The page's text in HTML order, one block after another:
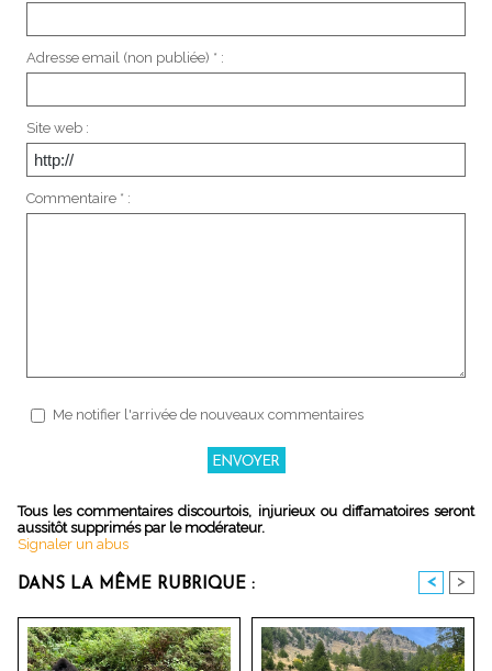
Adresse email (non publiée) * :
Site web :
Commentaire * :
Me notifier l'arrivée de nouveaux commentaires
Tous les commentaires discourtois, injurieux ou diffamatoires seront
aussitôt supprimés par le modérateur.
Signaler un abus
DANS LA MÊME RUBRIQUE : < >